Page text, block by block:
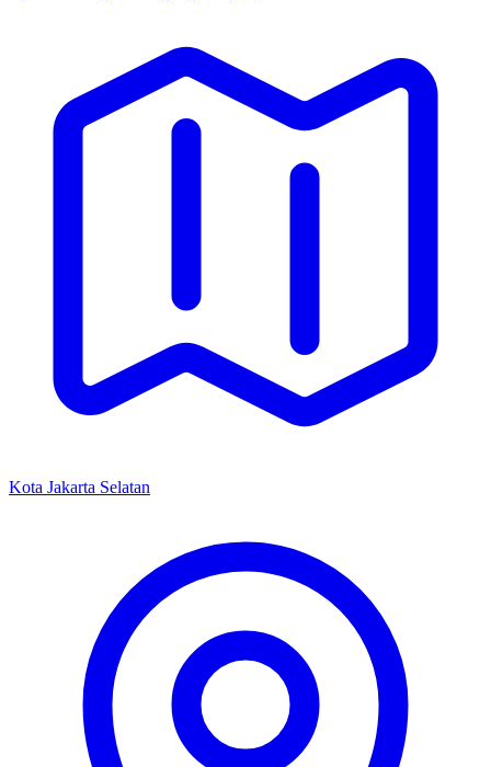
Kota Jakarta Selatan